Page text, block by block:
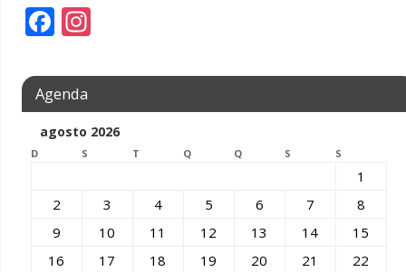
F
ac
e
b
o
k
In
a
gr
a
Agenda
agosto 2026
D S T Q Q S S
1
2
3 4 5 6 7
8
9
10 11 12 13 14
15
16
17 18 19 20 21
22